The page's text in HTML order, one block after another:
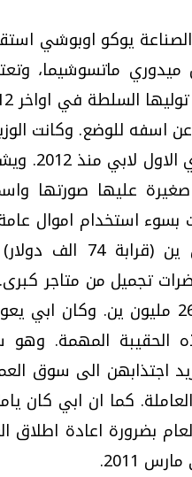
يوكو اوبوشي
ماتسوشيما،
عن اسفه للوضع. وكانت
نساء
صغيرة عليها صورتها
و2012 اكثر من
تجميل من متاجر
للمسرح بقيمة اجمالية قاربت 26
الحقيبة المهمة.
اجتذابهن الى سوق
كما ان ابي كان
العام بضرورة اعادة
2011.
الإعلام الرقمي.. تقنيات
هائلة
م